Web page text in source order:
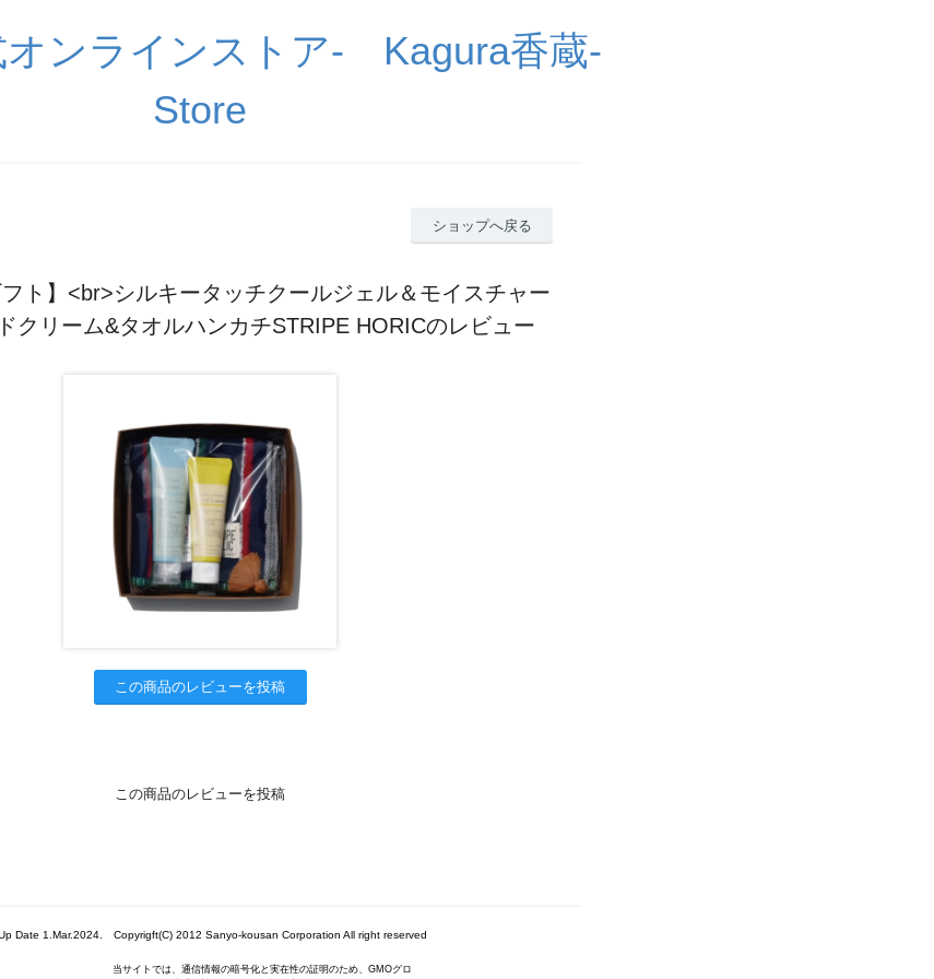
オンラインストア- Kagura香蔵-
Store
ショップへ戻る
フト】<br>シルキータッチクールジェル＆モイスチャー
クリーム&タオルハンカチSTRIPE HORICのレビュー
この商品のレビューを投稿
この商品のレビューを投稿
Date 1.Mar.2024. Copyrigft(C) 2012 Sanyo-kousan Corporation All right reserved
当サイトでは、通信情報の暗号化と実在性の証明のため、GMOグロ